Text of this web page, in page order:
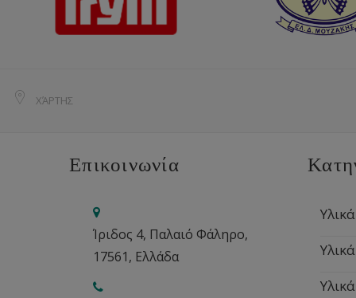
ΧΆΡΤΗΣ
Επικοινωνία
Ίριδος 4, Παλαιό Φάληρο,
17561, Ελλάδα